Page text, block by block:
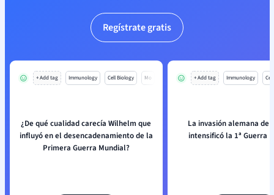
Regístrate gratis
+ Add tag Immunology Cell Biology Mo
¿De qué cualidad carecía Wilhelm que
influyó en el desencadenamiento de la
Primera Guerra Mundial?
+ Add tag Immunology
La invasión alemana de
intensificó la 1ª Guerra